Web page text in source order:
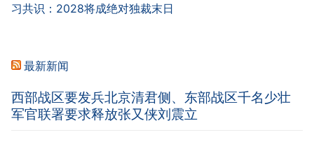
习共识：2028将成绝对独裁末日
最新新闻
西部战区要发兵北京清君侧、东部战区千名少壮
军官联署要求释放张又侠刘震立